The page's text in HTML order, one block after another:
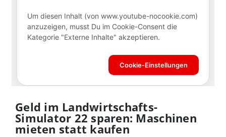
Geld im Landwirtschafts-
Simulator 22 sparen: Maschinen
mieten statt kaufen